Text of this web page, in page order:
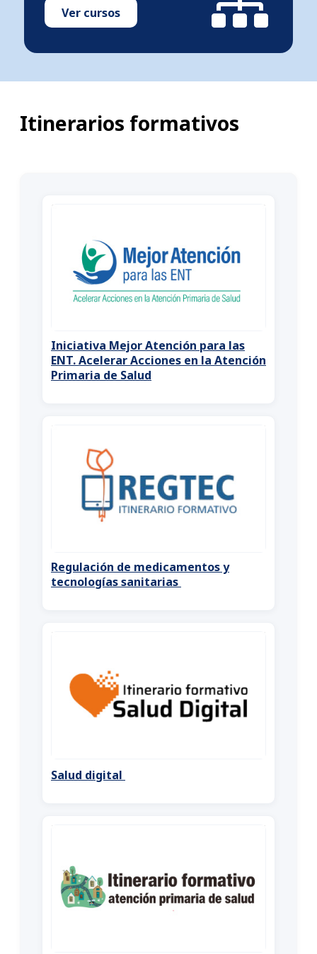
Ver cursos
Itinerarios formativos
Iniciativa Mejor Atención para las
ENT. Acelerar Acciones en la Atención
Primaria de Salud
Regulación de medicamentos y
tecnologías sanitarias
Salud digital